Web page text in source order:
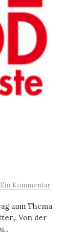
Ein Kommentar
zum Thema
Von der